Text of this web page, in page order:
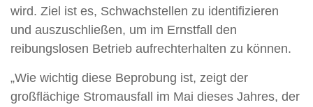
wird. Ziel ist es, Schwachstellen zu identifizieren
und auszuschließen, um im Ernstfall den
reibungslosen Betrieb aufrechterhalten zu können.
„Wie wichtig diese Beprobung ist, zeigt der
großflächige Stromausfall im Mai dieses Jahres, der